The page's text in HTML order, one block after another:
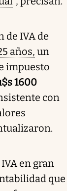
de IVA de
años, un
impuesto
1600
con
en gran
que